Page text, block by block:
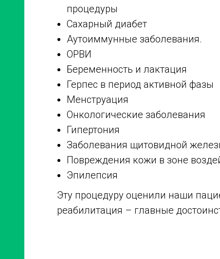
процедуры
Сахарный диабет
Аутоиммунные заболевания.
ОРВИ
Беременность и лактация
Герпес в период активной фазы
Менструация
Онкологические заболевания
Гипертония
Заболевания щитовидной
Повреждения кожи в зоне
Эпилепсия
Эту процедуру оценили наши
реабилитация – главные